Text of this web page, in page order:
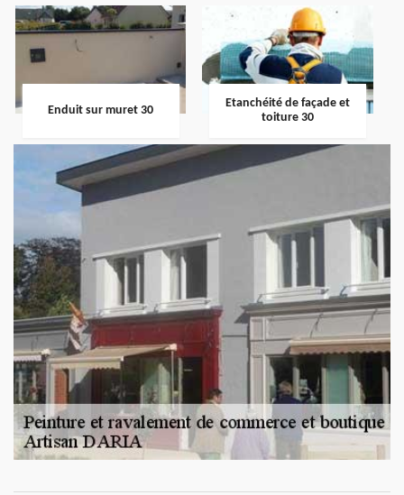
Enduit sur muret 30
Etanchéité de façade et
toiture 30